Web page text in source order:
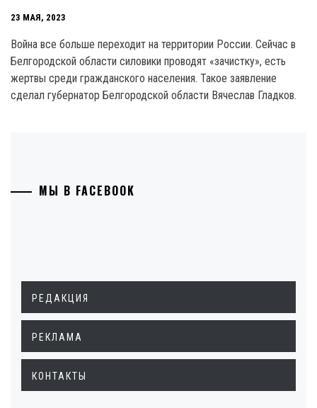
23 МАЯ, 2023
Война все больше переходит на территории России. Сейчас в
Белгородской области силовики проводят «зачистку», есть
жертвы среди гражданского населения. Такое заявление
сделал губернатор Белгородской области Вячеслав Гладков.
МЫ В FACEBOOK
РЕДАКЦИЯ
РЕКЛАМА
КОНТАКТЫ